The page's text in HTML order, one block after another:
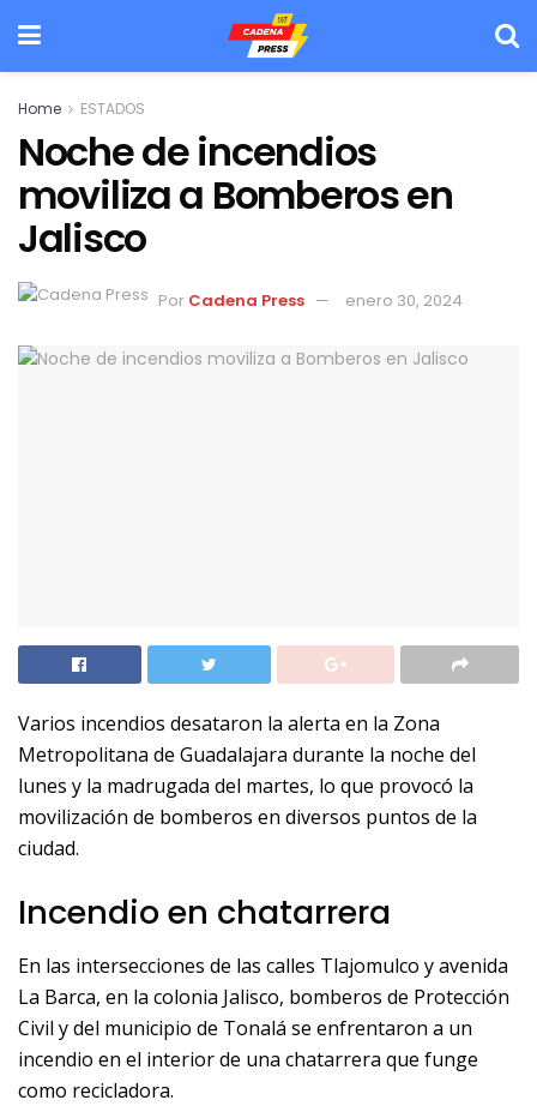
Home ESTADOS
Noche de incendios
moviliza a Bomberos en
Jalisco
Por Cadena Press enero 30, 2024
Varios incendios desataron la alerta en la Zona
Metropolitana de Guadalajara durante la noche del
lunes y la madrugada del martes, lo que provocó la
movilización de bomberos en diversos puntos de la
ciudad.
Incendio en chatarrera
En las intersecciones de las calles Tlajomulco y avenida
La Barca, en la colonia Jalisco, bomberos de Protección
Civil y del municipio de Tonalá se enfrentaron a un
incendio en el interior de una chatarrera que funge
como recicladora.